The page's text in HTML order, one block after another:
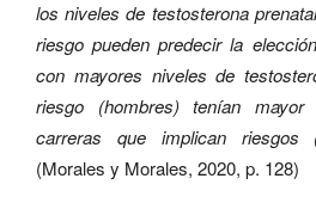
los niveles de testosterona
riesgo pueden predecir la
con mayores niveles de
riesgo (hombres) tenían mayor
carreras que implican riesgos
(Morales y Morales, 2020, p. 128)